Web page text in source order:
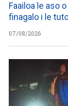
Faailoa le aso
finagalo i le
07/08/2026